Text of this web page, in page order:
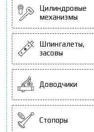
Цилиндровые
механизмы
Шпингалеты,
засовы
Доводчики
Стопоры